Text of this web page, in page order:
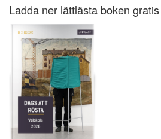
Ladda ner lättlästa boken gratis